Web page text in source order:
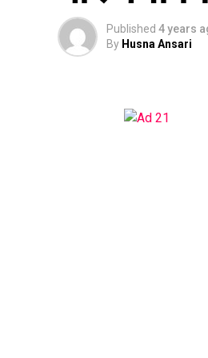
Published 4 years
By Husna Ansari